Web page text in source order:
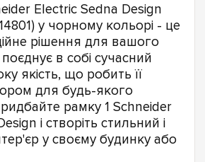
Electric Sedna Design
у чорному кольорі - це
рішення для вашого
в собі сучасний
якість, що робить її
для будь-якого
рамку 1 Schneider
і створіть стильний і
у своєму будинку або